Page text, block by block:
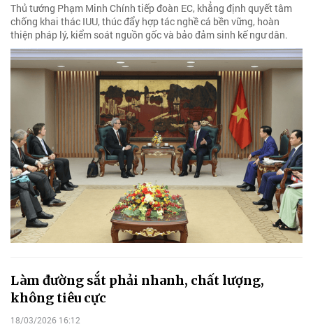
Thủ tướng Phạm Minh Chính tiếp đoàn EC, khẳng định quyết tâm
chống khai thác IUU, thúc đẩy hợp tác nghề cá bền vững, hoàn
thiện pháp lý, kiểm soát nguồn gốc và bảo đảm sinh kế ngư dân.
Làm đường sắt phải nhanh, chất lượng,
không tiêu cực
18/03/2026 16:12